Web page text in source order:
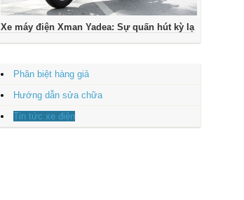
Xe máy điện Xman Yadea: Sự quấn hút kỳ lạ
Phân biệt hàng giả
Hướng dẫn sửa chữa
Tin tức xe điện